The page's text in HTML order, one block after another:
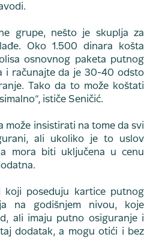
grupe, nešto je skuplja za
Oko 1.500 dinara košta
osnovnog paketa putnog
i računajte da je 30-40 odsto
Tako da to može koštati
ističe Seničić.
može insistirati na tome da svi
ali ukoliko je to uslov
mora biti uključena u cenu
koji poseduju kartice putnog
na godišnjem nivou, koje
ali imaju putno osiguranje i
dodatak, a mogu otići i bez